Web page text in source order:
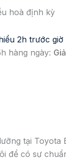
hoà định kỳ
2h trước giờ
hàng ngày:
tại
để có sự